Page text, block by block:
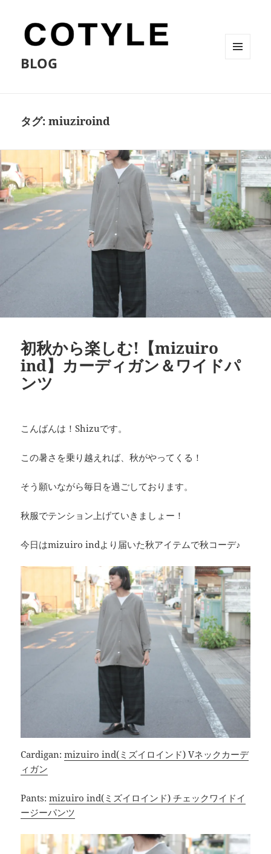
BLOG
タグ:miuziroind
初秋から楽しむ!【mizuiro
ind】カーディガン＆ワイドパ
ンツ
こんばんは！Shizuです。
この暑さを乗り越えれば、秋がやってくる！
そう願いながら毎日を過ごしております。
秋服でテンション上げていきましょー！
今日はmizuiro indより届いた秋アイテムで秋コーデ♪
Cardigan:mizuiro ind(ミズイロインド) Vネックカーデ
ィガン
Pants:mizuiro ind(ミズイロインド) チェックワイドイ
ージーパンツ